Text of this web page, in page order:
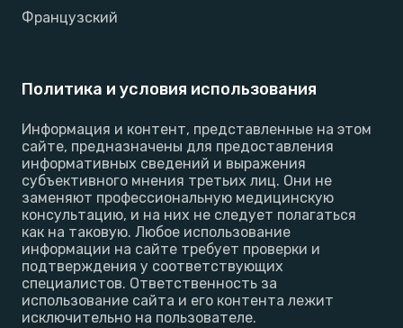
Французский
Политика и условия использования
Информация и контент, представленные на этом
сайте, предназначены для предоставления
информативных сведений и выражения
субъективного мнения третьих лиц. Они не
заменяют профессиональную медицинскую
консультацию, и на них не следует полагаться
как на таковую. Любое использование
информации на сайте требует проверки и
подтверждения у соответствующих
специалистов. Ответственность за
использование сайта и его контента лежит
исключительно на пользователе.